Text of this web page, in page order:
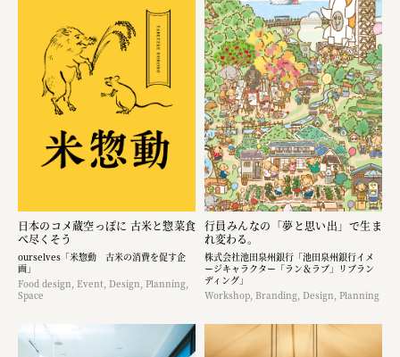
日本のコメ蔵空っぽに 古米と惣菜食
べ尽くそう
ourselves「米惣動 古米の消費を促す企
画」
Food design, Event, Design, Planning,
Space
行員みんなの「夢と思い出」で生ま
れ変わる。
株式会社池田泉州銀行「池田泉州銀行イメ
ージキャラクター「ラン＆ラブ」リブラン
ディング」
Workshop, Branding, Design, Planning